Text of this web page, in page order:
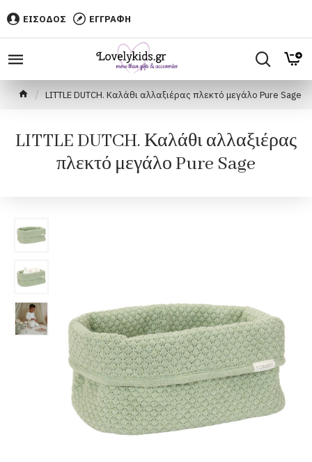
ΕΙΣΟΔΟΣ ΕΓΓΡΑΦΗ
LITTLE DUTCH. Καλάθι αλλαξιέρας πλεκτό μεγάλο Pure Sage
LITTLE DUTCH. Καλάθι αλλαξιέρας
πλεκτό μεγάλο Pure Sage